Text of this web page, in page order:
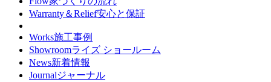
Warranty＆Relief安心と保証
Works施工事例
Showroomライズ ショールーム
News新着情報
Journalジャーナル